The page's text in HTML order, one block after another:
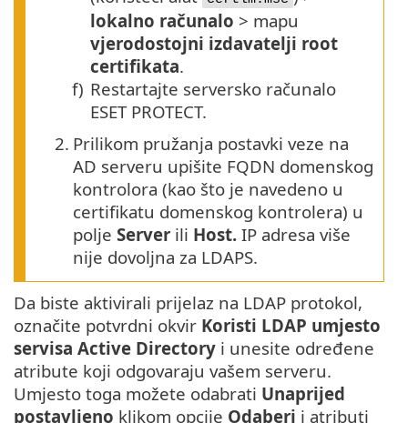
lokalno računalo > mapu
vjerodostojni izdavatelji root
certifikata.
f) Restartajte serversko računalo
ESET PROTECT.
2. Prilikom pružanja postavki veze na
AD serveru upišite FQDN domenskog
kontrolora (kao što je navedeno u
certifikatu domenskog kontrolera) u
polje Server ili Host. IP adresa više
nije dovoljna za LDAPS.
Da biste aktivirali prijelaz na LDAP protokol,
označite potvrdni okvir Koristi LDAP umjesto
servisa Active Directory i unesite određene
atribute koji odgovaraju vašem serveru.
Umjesto toga možete odabrati Unaprijed
postavljeno klikom opcije Odaberi i atributi